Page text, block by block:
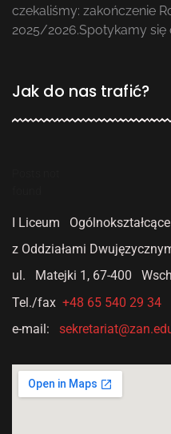
czekaliśmy: zakończenie
2025/2026.Spotykamy się
Jak do nas trafić?
I Liceum Ogólnokształcące
z Oddziałami
ul. Matejki 1, 67-400
Tel./fax +48 65 540 29 34
e-mail: